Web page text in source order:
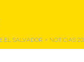
EL SALVADOR > NOTICIAS